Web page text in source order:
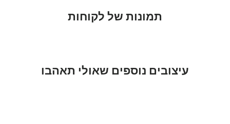
תמונות של לקוחות
עיצובים נוספים שאולי תאהבו